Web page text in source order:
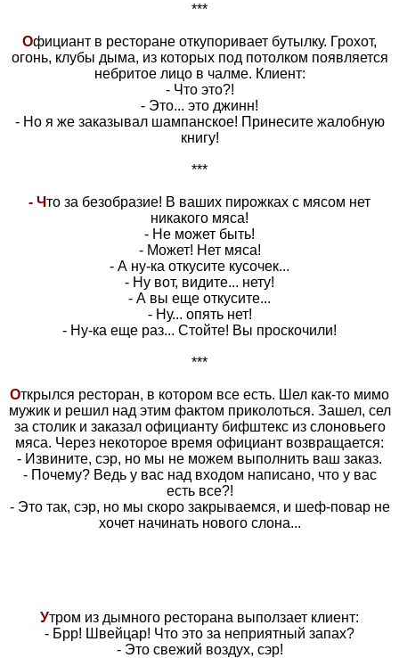
***
Официант в ресторане откупоривает бутылку. Грохот,
огонь, клубы дыма, из которых под потолком появляется
небритое лицо в чалме. Клиент:
- Что это?!
- Это... это джинн!
- Но я же заказывал шампанское! Принесите жалобную
книгу!
***
- Что за безобразие! В ваших пирожках с мясом нет
никакого мяса!
- Не может быть!
- Может! Нет мяса!
- А ну-ка откусите кусочек...
- Ну вот, видите... нету!
- А вы еще откусите...
- Ну... опять нет!
- Ну-ка еще раз... Стойте! Вы проскочили!
***
Открылся ресторан, в котором все есть. Шел как-то мимо
мужик и решил над этим фактом приколоться. Зашел, сел
за столик и заказал официанту бифштекс из слоновьего
мяса. Через некоторое время официант возвращается:
- Извините, сэр, но мы не можем выполнить ваш заказ.
- Почему? Ведь у вас над входом написано, что у вас
есть все?!
- Это так, сэр, но мы скоро закрываемся, и шеф-повар не
хочет начинать нового слона...
Утром из дымного ресторана выползает клиент:
- Брр! Швейцар! Что это за неприятный запах?
- Это свежий воздух, сэр!